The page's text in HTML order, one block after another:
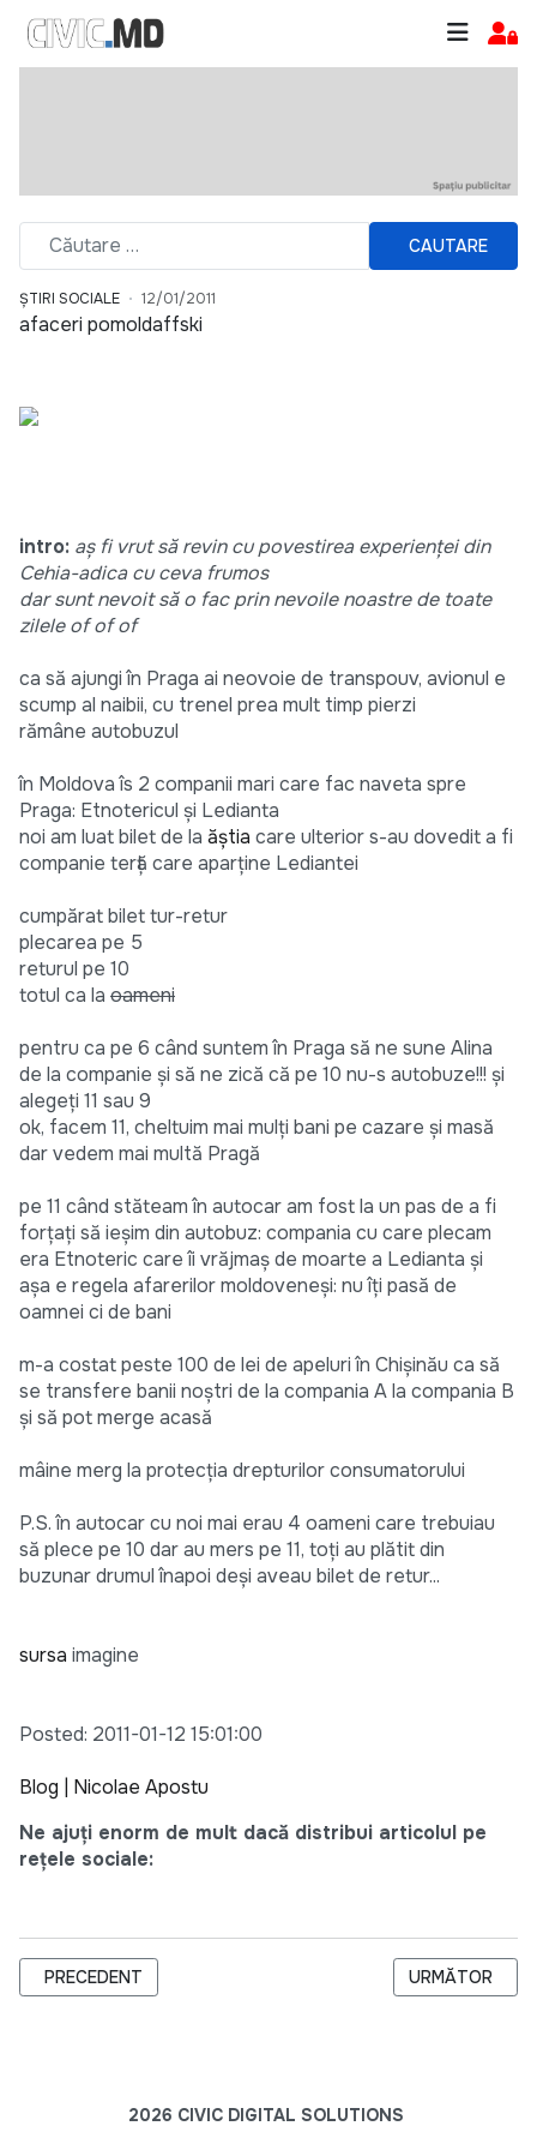
CAUTARE
ȘTIRI SOCIALE 12/01/2011
afaceri pomoldaffski
intro: aș fi vrut să revin cu povestirea experienței din
Cehia-adica cu ceva frumos
dar sunt nevoit să o fac prin nevoile noastre de toate
zilele of of of
ca să ajungi în Praga ai neovoie de transpouv, avionul e
scump al naibii, cu trenel prea mult timp pierzi
rămâne autobuzul
în Moldova îs 2 companii mari care fac naveta spre
Praga: Etnotericul și Ledianta
noi am luat bilet de la ăștia care ulterior s-au dovedit a fi
companie terță care aparține Lediantei
cumpărat bilet tur-retur
plecarea pe 5
returul pe 10
totul ca la oameni
pentru ca pe 6 când suntem în Praga să ne sune Alina
de la companie și să ne zică că pe 10 nu-s autobuze!!! și
alegeți 11 sau 9
ok, facem 11, cheltuim mai mulți bani pe cazare și masă
dar vedem mai multă Pragă
pe 11 când stăteam în autocar am fost la un pas de a fi
forțați să ieșim din autobuz: compania cu care plecam
era Etnoteric care îi vrăjmaș de moarte a Ledianta și
așa e regela afarerilor moldoveneși: nu îți pasă de
oamnei ci de bani
m-a costat peste 100 de lei de apeluri în Chișinău ca să
se transfere banii noștri de la compania A la compania B
și să pot merge acasă
mâine merg la protecția drepturilor consumatorului
P.S. în autocar cu noi mai erau 4 oameni care trebuiau
să plece pe 10 dar au mers pe 11, toți au plătit din
buzunar drumul înapoi deși aveau bilet de retur...
sursa imagine
Posted: 2011-01-12 15:01:00
Blog | Nicolae Apostu
Ne ajuți enorm de mult dacă distribui articolul pe
rețele sociale:
ARTICOL PRECEDENT: STEVE JOBS’ 2005 STANFORD
PRECEDENT ARTICOLUL
URMĂTOR
2026 CIVIC DIGITAL SOLUTIONS